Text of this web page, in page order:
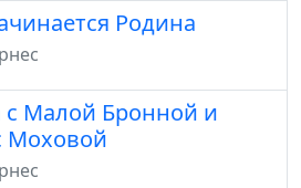
Родина
с Малой Бронной и
Моховой